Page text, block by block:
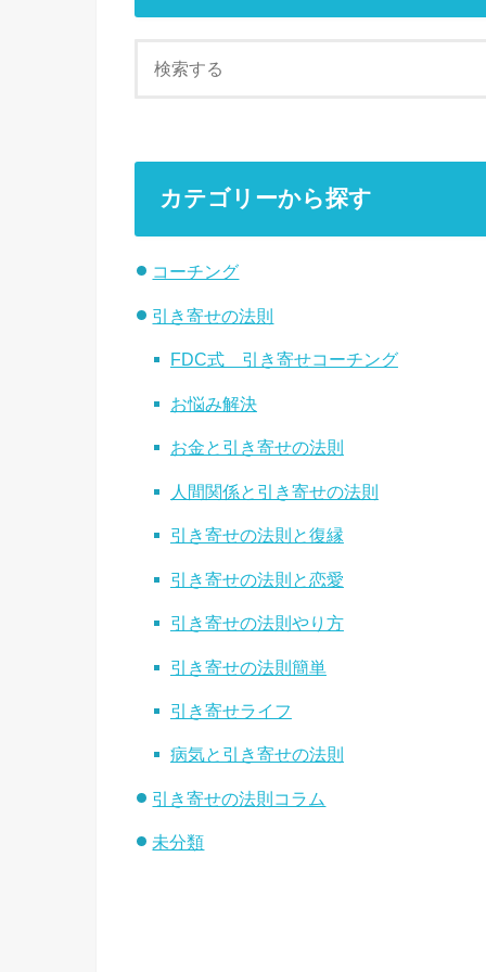
カテゴリーから探す
コーチング
引き寄せの法則
FDC式 引き寄せコーチング
お悩み解決
お金と引き寄せの法則
人間関係と引き寄せの法則
引き寄せの法則と復縁
引き寄せの法則と恋愛
引き寄せの法則やり方
引き寄せの法則簡単
引き寄せライフ
病気と引き寄せの法則
引き寄せの法則コラム
未分類